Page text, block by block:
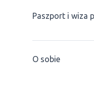
Paszport i wiza
O sobie